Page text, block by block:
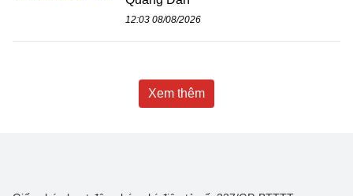
12:03 08/08/2026
Xem thêm